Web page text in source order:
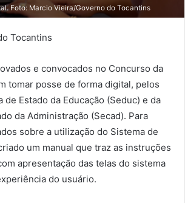
Foto: Marcio Vieira/Governo do Tocantins
Tocantins
e convocados no Concurso da
tomar posse de forma digital, pelos
de Estado da Educação (Seduc) e da
da Administração (Secad). Para
sobre a utilização do Sistema de
um manual que traz as instruções
apresentação das telas do sistema
do usuário.